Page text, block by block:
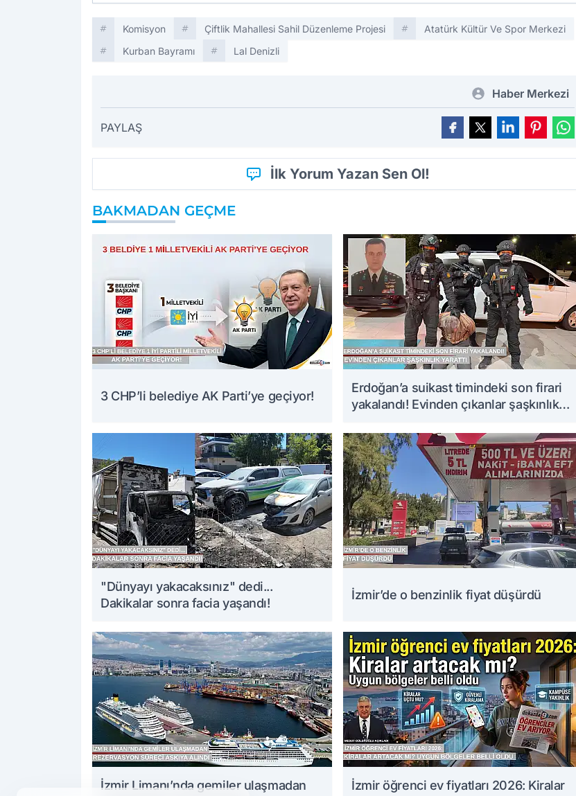
Komisyon Çiftlik Mahallesi Sahil Düzenleme Projesi
Atatürk Kültür Ve Spor Merkezi
Kurban Bayramı
Lal Denizli
Haber Merkezi
PAYLAŞ
İlk Yorum Yazan Sen Ol!
BAKMADAN GEÇME
3 CHP’li belediye AK Parti’ye geçiyor!
Erdoğan’a suikast timindeki son firari
yakalandı! Evinden çıkanlar şaşkınlık
"Dünyayı yakacaksınız" dedi...
Dakikalar sonra facia yaşandı!
İzmir’de o benzinlik fiyat düşürdü
İzmir Limanı’nda gemiler ulaşmadan
İzmir öğrenci ev fiyatları 2026: Kiralar